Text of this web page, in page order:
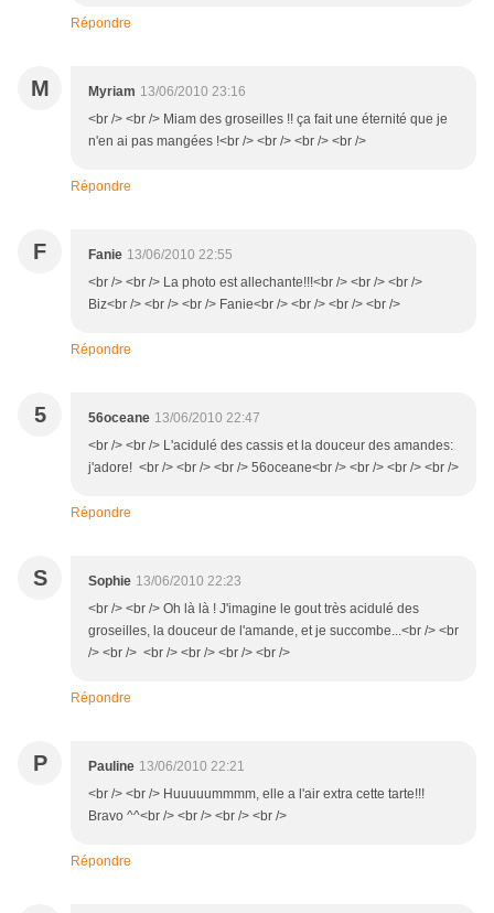
Répondre
M Myriam 13/06/2010 23:16
<br /> <br /> Miam des groseilles !! ça fait une éternité que je
n'en ai pas mangées !<br /> <br /> <br /> <br />
Répondre
F Fanie 13/06/2010 22:55
<br /> <br /> La photo est allechante!!!<br /> <br /> <br />
Biz<br /> <br /> <br /> Fanie<br /> <br /> <br /> <br />
Répondre
5 56oceane 13/06/2010 22:47
<br /> <br /> L'acidulé des cassis et la douceur des amandes:
j'adore! <br /> <br /> <br /> 56oceane<br /> <br /> <br /> <br />
Répondre
S Sophie 13/06/2010 22:23
<br /> <br /> Oh là là ! J'imagine le gout très acidulé des
groseilles, la douceur de l'amande, et je succombe...<br /> <br
/> <br /> <br /> <br /> <br /> <br />
Répondre
P Pauline 13/06/2010 22:21
<br /> <br /> Huuuuummmm, elle a l'air extra cette tarte!!!
Bravo ^^<br /> <br /> <br /> <br />
Répondre